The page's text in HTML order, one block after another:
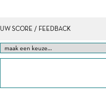
UW SCORE / FEEDBACK